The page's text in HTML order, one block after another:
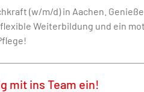
(w/m/d) in Aachen.
Weiterbildung und ein
mit ins Team ein!